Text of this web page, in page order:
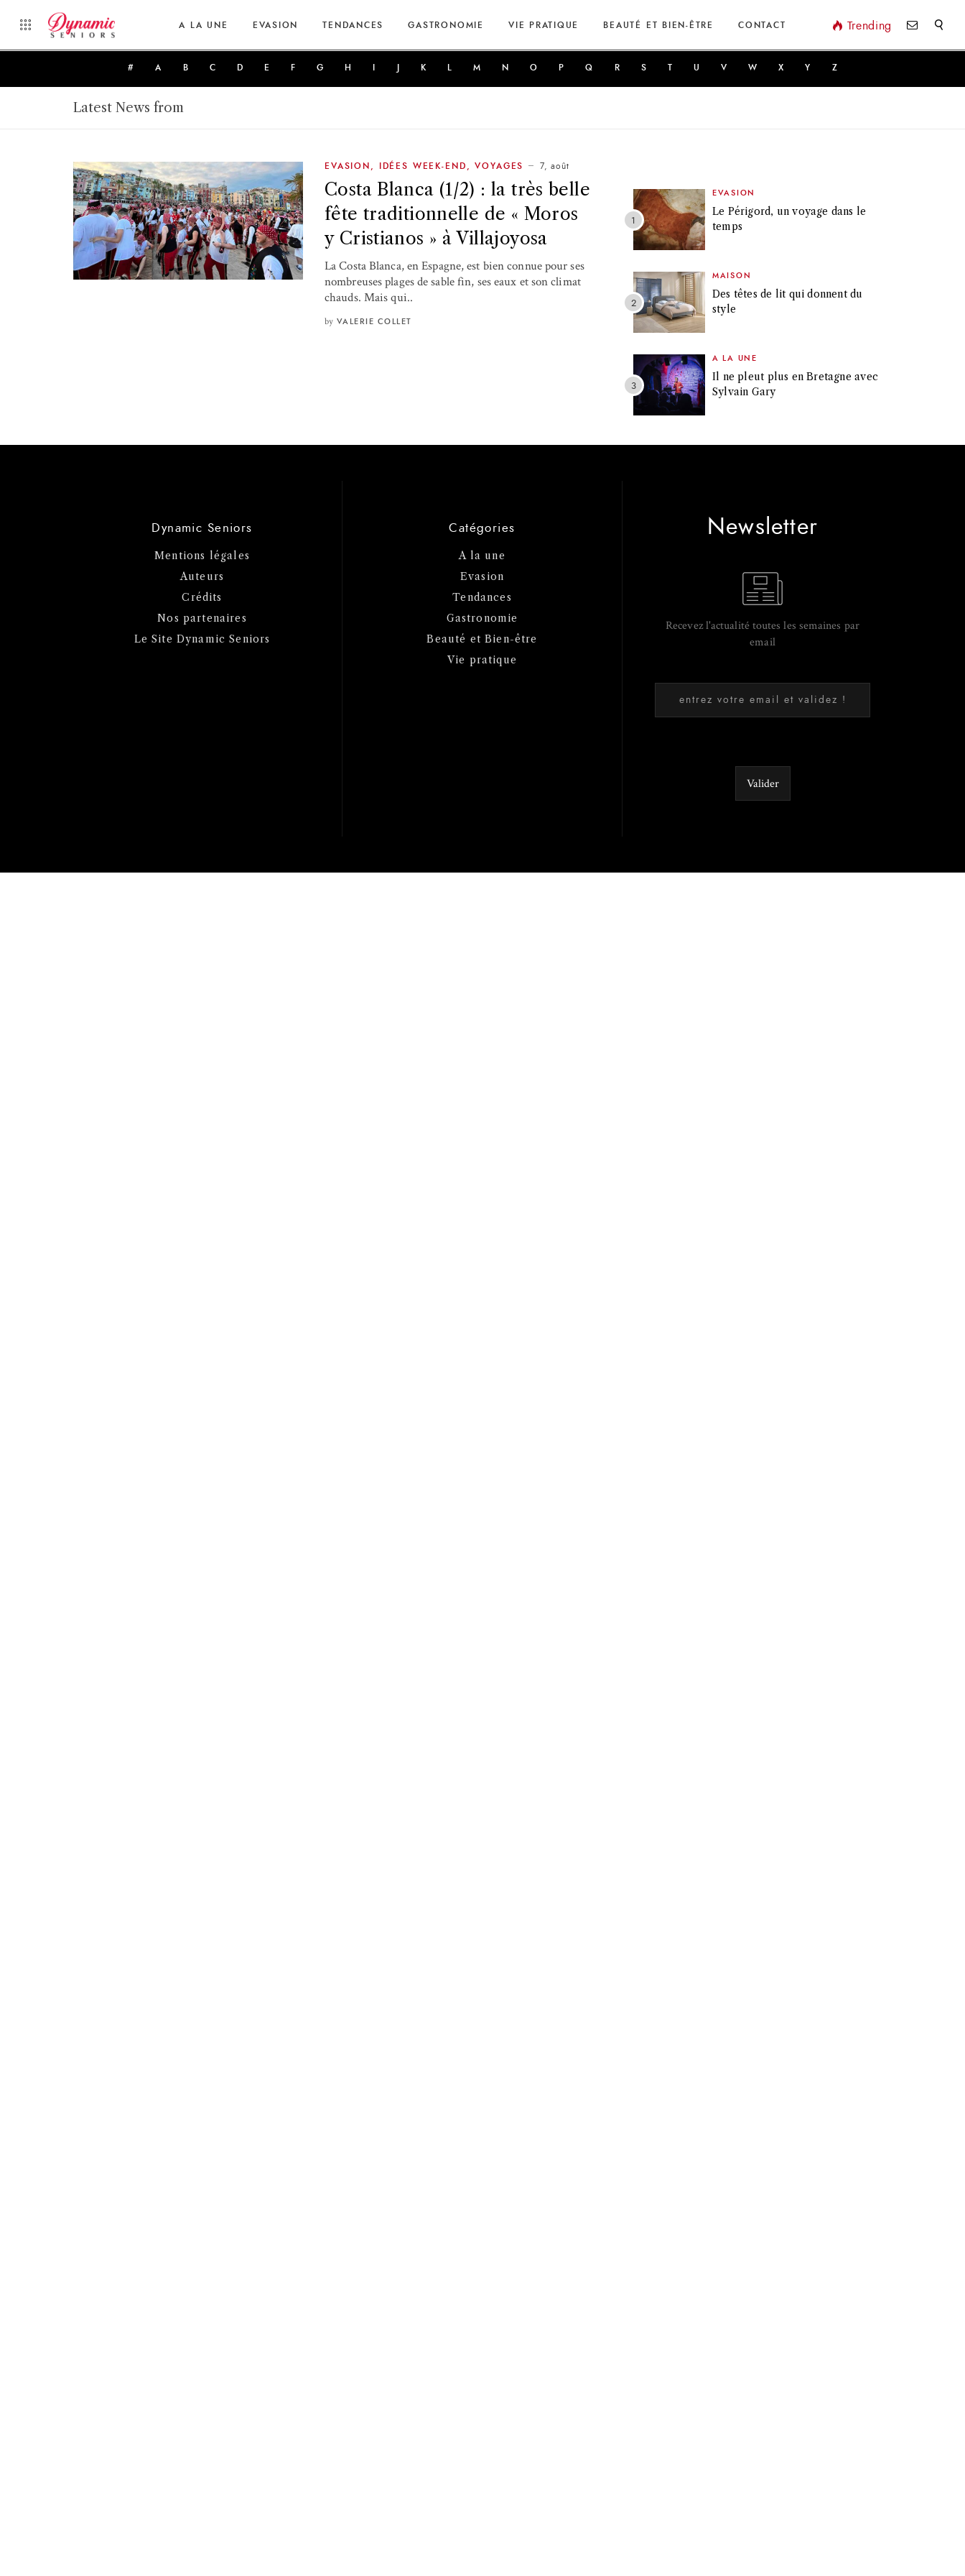
A LA UNE EVASION TENDANCES GASTRONOMIE VIE PRATIQUE BEAUTÉ ET BIEN-ÊTRE CONTACT Trending
# A B C D E F G H K M N O P Q R S T U V W X Y Z
Latest News from
EVASION IDÉES WEEK-END ,VOYAGES 7, août
Costa Blanca (1/2) : la très belle
fête traditionnelle de « Moros
y Cristianos » à Villajoyosa
La Costa Blanca, en Espagne, est bien connue pour ses
nombreuses plages de sable fin, ses eaux et son climat
chauds. Mais qui..
by VALERIE COLLET
EVASION
Le Périgord, un voyage dans le
temps
MAISON
Des têtes de lit qui donnent du
style
A LA UNE
Il ne pleut plus en Bretagne avec
Sylvain Gary
Dynamic Seniors
Mentions légales
Auteurs
Crédits
Nos partenaires
Le Site Dynamic Seniors
Catégories
A la une
Evasion
Tendances
Gastronomie
Beauté et Bien-être
Vie pratique
Newsletter
Recevez l'actualité toutes les semaines par
email